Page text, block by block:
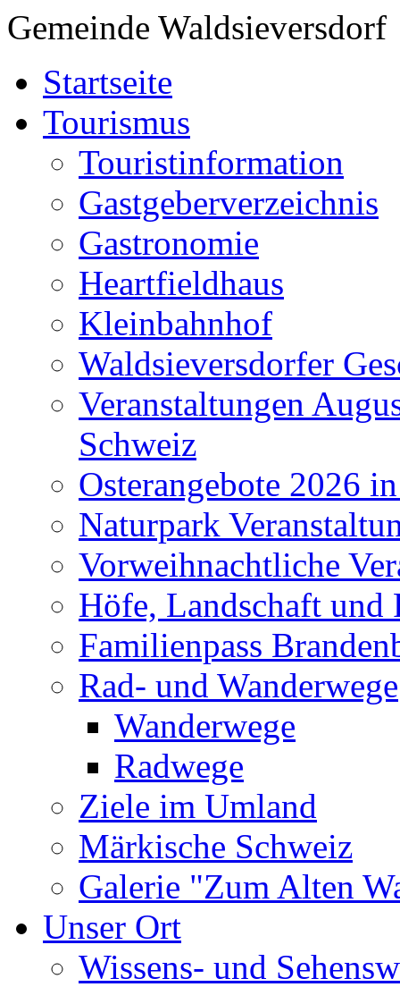
Gemeinde Waldsieversdorf
Startseite
Tourismus
Touristinformation
Gastgeberverzeichnis
Gastronomie
Heartfieldhaus
Kleinbahnhof
Waldsieversdorfer
Veranstaltungen
Schweiz
Osterangebote 2026
Naturpark
Vorweihnachtliche
Höfe, Landschaft und
Familienpass
Rad- und Wanderwege
Wanderwege
Radwege
Ziele im Umland
Märkische Schweiz
Galerie "Zum Alten
Unser Ort
Wissens- und